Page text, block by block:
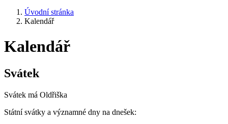
Úvodní stránka
Kalendář
Kalendář
Svátek
Svátek má Oldřiška
Státní svátky a významné dny na dnešek: